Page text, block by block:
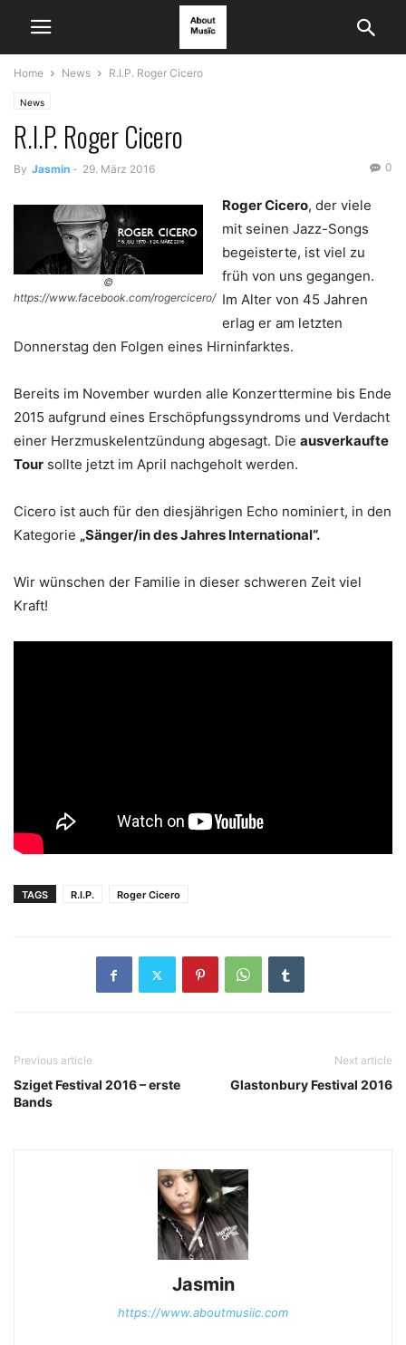
Home News R.I.P. Roger Cicero
News
R.I.P. Roger Cicero
By Jasmin - 29. März 2016 0
©
https://www.facebook.com/rogercicero/
Roger Cicero, der viele
mit seinen Jazz-Songs
begeisterte, ist viel zu
früh von uns gegangen.
Im Alter von 45 Jahren
erlag er am letzten
Donnerstag den Folgen eines Hirninfarktes.
Bereits im November wurden alle Konzerttermine bis Ende
2015 aufgrund eines Erschöpfungssyndroms und Verdacht
einer Herzmuskelentzündung abgesagt. Die ausverkaufte
Tour sollte jetzt im April nachgeholt werden.
Cicero ist auch für den diesjährigen Echo nominiert, in den
Kategorie „Sänger/in des Jahres International“.
Wir wünschen der Familie in dieser schweren Zeit viel
Kraft!
TAGS R.I.P. Roger Cicero
Previous article
Sziget Festival 2016 – erste
Bands
Next article
Glastonbury Festival 2016
Jasmin
https://www.aboutmusiic.com